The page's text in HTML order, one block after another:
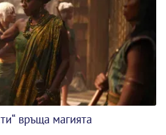
връща магията